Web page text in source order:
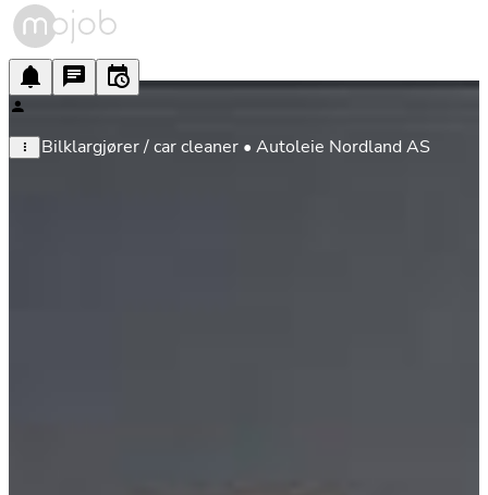
Bilklargjører / car cleaner • Autoleie Nordland AS